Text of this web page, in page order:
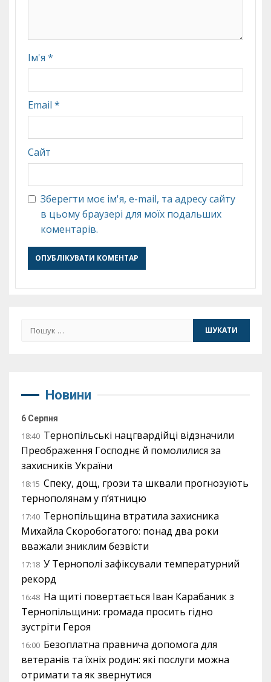
Ім'я *
Email *
Сайт
Зберегти моє ім'я, e-mail, та адресу сайту
в цьому браузері для моїх подальших
коментарів.
Пошук:
Новини
6 Серпня
18:40 Тернопільські нацгвардійці відзначили
Преображення Господнє й помолилися за
захисників України
18:15 Спеку, дощ, грози та шквали прогнозують
тернополянам у п’ятницю
17:40 Тернопільщина втратила захисника
Михайла Скоробогатого: понад два роки
вважали зниклим безвісти
17:18 У Тернополі зафіксували температурний
рекорд
16:48 На щиті повертається Іван Карабаник з
Тернопільщини: громада просить гідно
зустріти Героя
16:00 Безоплатна правнича допомога для
ветеранів та їхніх родин: які послуги можна
отримати та як звернутися